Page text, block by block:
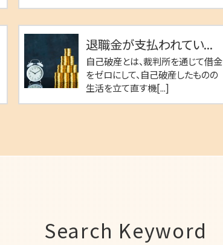
退職金が支払われてい...
自己破産とは、裁判所を通じて借金
をゼロにして、自己破産したものの
生活を立て直す機[...]
Search Keyword